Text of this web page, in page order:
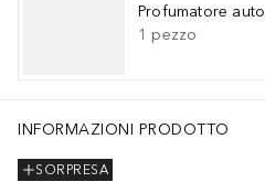
Profumatore auto
1 pezzo
INFORMAZIONI PRODOTTO
SORPRESA